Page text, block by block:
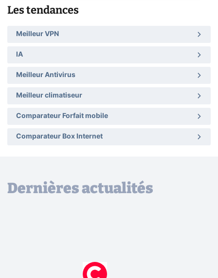
Les tendances
Meilleur VPN
IA
Meilleur Antivirus
Meilleur climatiseur
Comparateur Forfait mobile
Comparateur Box Internet
Dernières actualités